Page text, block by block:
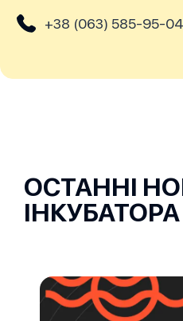
+38 (063) 585-95-04
ОСТАННІ
ІНКУБАТОРА